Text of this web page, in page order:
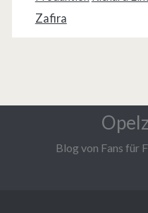
Zafira
Blog von Fans für